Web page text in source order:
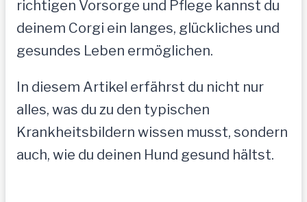
richtigen Vorsorge und Pflege kannst du
deinem Corgi ein langes, glückliches und
gesundes Leben ermöglichen.
In diesem Artikel erfährst du nicht nur
alles, was du zu den typischen
Krankheitsbildern wissen musst, sondern
auch, wie du deinen Hund gesund hältst.